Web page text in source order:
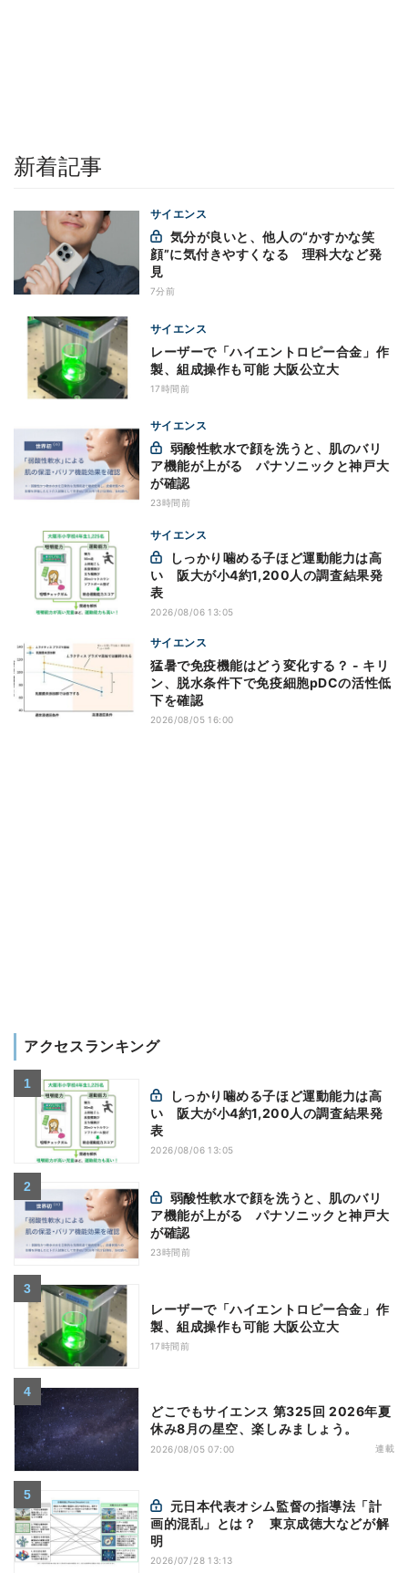
新着記事
サイエンス
顔”に気付きやすくなる 理科大など発
見
7分前
サイエンス
レーザーで「ハイエントロピー合金」作
製、組成操作も可能 大阪公立大
17時間前
サイエンス
ア機能が上がる パナソニックと神戸大
が確認
23時間前
サイエンス
い 阪大が小4約1,200人の調査結果発
表
2026/08/06 13:05
サイエンス
猛暑で免疫機能はどう変化する？ - キリ
ン、脱水条件下で免疫細胞pDCの活性低
下を確認
2026/08/05 16:00
アクセスランキング
い 阪大が小4約1,200人の調査結果発
表
2026/08/06 13:05
ア機能が上がる パナソニックと神戸大
が確認
23時間前
レーザーで「ハイエントロピー合金」作
製、組成操作も可能 大阪公立大
17時間前
どこでもサイエンス 第325回 2026年夏
休み8月の星空、楽しみましょう。
2026/08/05 07:00 連載
画的混乱」とは？ 東京成徳大などが解
明
2026/07/28 13:13